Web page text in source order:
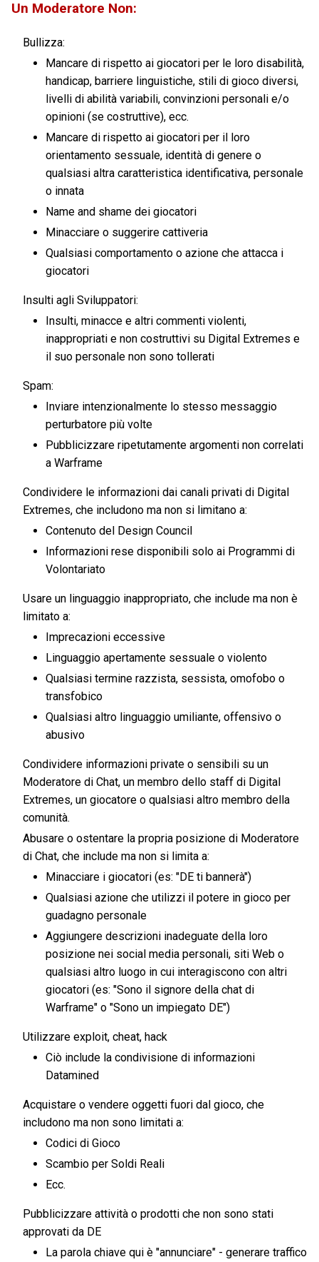
Un Moderatore Non:
Bullizza:
Mancare di rispetto ai giocatori per le loro disabilità,
handicap, barriere linguistiche, stili di gioco diversi,
livelli di abilità variabili, convinzioni personali e/o
opinioni (se costruttive), ecc.
Mancare di rispetto ai giocatori per il loro
orientamento sessuale, identità di genere o
qualsiasi altra caratteristica identificativa, personale
o innata
Name and shame dei giocatori
Minacciare o suggerire cattiveria
Qualsiasi comportamento o azione che attacca i
giocatori
Insulti agli Sviluppatori:
Insulti, minacce e altri commenti violenti,
inappropriati e non costruttivi su Digital Extremes e
il suo personale non sono tollerati
Spam:
Inviare intenzionalmente lo stesso messaggio
perturbatore più volte
Pubblicizzare ripetutamente argomenti non correlati
a Warframe
Condividere le informazioni dai canali privati di Digital
Extremes, che includono ma non si limitano a:
Contenuto del Design Council
Informazioni rese disponibili solo ai Programmi di
Volontariato
Usare un linguaggio inappropriato, che include ma non è
limitato a:
Imprecazioni eccessive
Linguaggio apertamente sessuale o violento
Qualsiasi termine razzista, sessista, omofobo o
transfobico
Qualsiasi altro linguaggio umiliante, offensivo o
abusivo
Condividere informazioni private o sensibili su un
Moderatore di Chat, un membro dello staff di Digital
Extremes, un giocatore o qualsiasi altro membro della
comunità.
Abusare o ostentare la propria posizione di Moderatore
di Chat, che include ma non si limita a:
Minacciare i giocatori (es: "DE ti bannerà")
Qualsiasi azione che utilizzi il potere in gioco per
guadagno personale
Aggiungere descrizioni inadeguate della loro
posizione nei social media personali, siti Web o
qualsiasi altro luogo in cui interagiscono con altri
giocatori (es: "Sono il signore della chat di
Warframe" o "Sono un impiegato DE")
Utilizzare exploit, cheat, hack
Ciò include la condivisione di informazioni
Datamined
Acquistare o vendere oggetti fuori dal gioco, che
includono ma non sono limitati a:
Codici di Gioco
Scambio per Soldi Reali
Ecc.
Pubblicizzare attività o prodotti che non sono stati
approvati da DE
La parola chiave qui è "annunciare" - generare traffico